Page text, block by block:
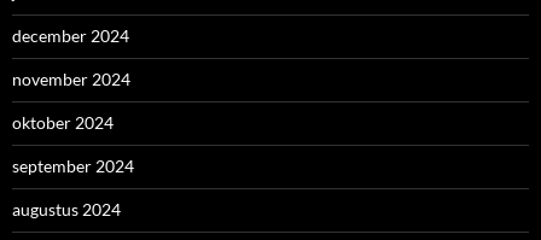
december 2024
november 2024
oktober 2024
september 2024
augustus 2024